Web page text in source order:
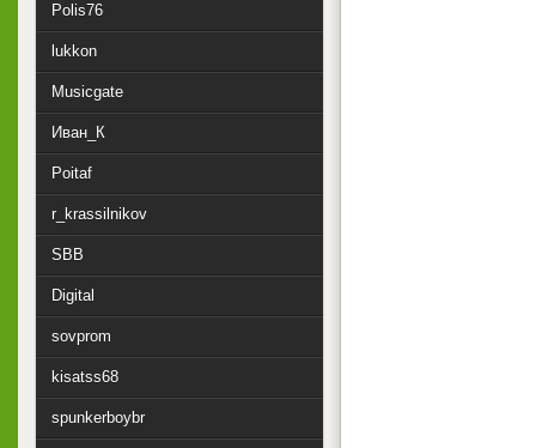
Polis76
lukkon
Musicgate
Иван_К
Poitaf
r_krassilnikov
SBB
Digital
sovprom
kisatss68
spunkerboybr